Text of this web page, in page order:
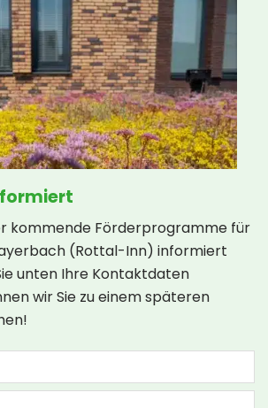
kommende Förderprogramme für
(Rottal-Inn) informiert
unten Ihre Kontaktdaten
wir Sie zu einem späteren